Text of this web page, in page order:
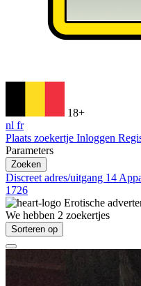
18+
nl fr
Plaats zoekertje Inloggen
Parameters
Zoeken
Discreet adres/uitgang 14
1726
Erotische
We hebben 2 zoekertjes
Sorteren op